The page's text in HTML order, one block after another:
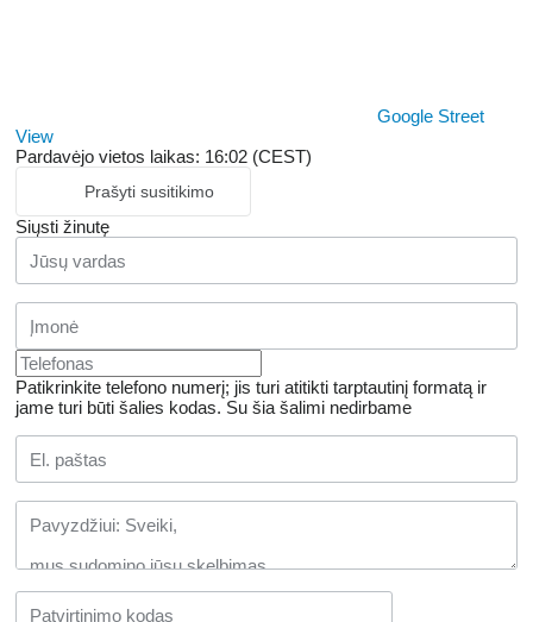
Google Street
View
Pardavėjo vietos laikas: 16:02 (CEST)
Prašyti susitikimo
Siųsti žinutę
Patikrinkite telefono numerį; jis turi atitikti tarptautinį formatą ir
jame turi būti šalies kodas. Su šia šalimi nedirbame